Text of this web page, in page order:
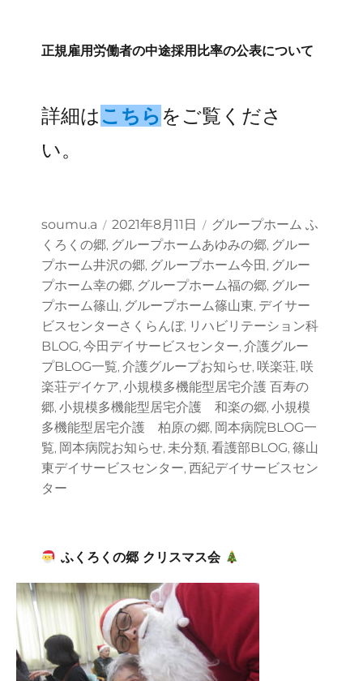
正規雇用労働者の中途採用比率の公表について
詳細は こちらをご覧くださ
い。
投
稿
者
soumu.a
投
稿
2021年8月11日
カ
テ
ゴ
リ
ー
グループホーム ふ
くろくの郷, グループホームあゆみの郷, グルー
プホーム井沢の郷, グループホーム今田, グルー
プホーム幸の郷, グループホーム福の郷, グルー
プホーム篠山, グループホーム篠山東, デイサー
ビスセンターさくらんぼ, リハビリテーション科
BLOG,今田デイサービスセンター,介護グルー
プBLOG一覧,介護グループお知らせ, 咲楽荘, 咲
楽荘デイケア,小規模多機能型居宅介護 百寿の
郷,小規模多機能型居宅介護 和楽の郷,小規模
多機能型居宅介護 柏原の郷, 岡本病院BLOG一
覧, 岡本病院お知らせ, 未分類,看護部BLOG,篠山
東デイサービスセンター, 西紀デイサービスセン
ター
ふくろくの郷 クリスマス会